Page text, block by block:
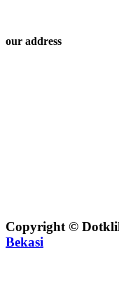
our address
Copyright ©
Bekasi